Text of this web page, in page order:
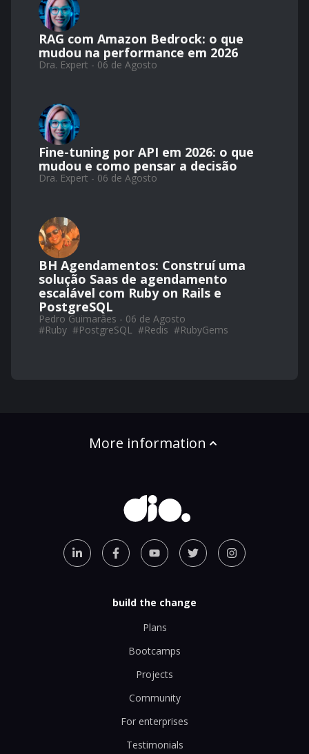
RAG com Amazon Bedrock: o que
mudou na performance em 2026
Dra. Expert - 06 de Agosto
Fine-tuning por API em 2026: o que
mudou e como pensar a decisão
Dra. Expert - 06 de Agosto
BH Agendamentos: Construí uma
solução Saas de agendamento
escalável com Ruby on Rails e
PostgreSQL
Pedro Guimarães - 06 de Agosto
#Ruby #PostgreSQL #Redis #RubyGems
More information
build the change
Plans
Bootcamps
Projects
Community
For enterprises
Testimonials